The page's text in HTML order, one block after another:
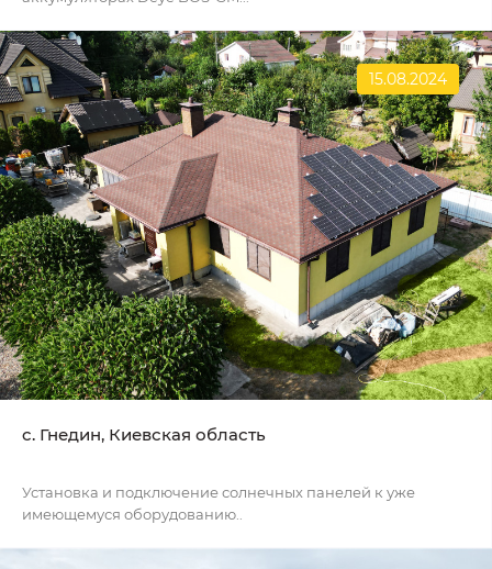
15.08.2024
c. Гнедин, Киевская область
Установка и подключение солнечных панелей к уже
имеющемуся оборудованию..